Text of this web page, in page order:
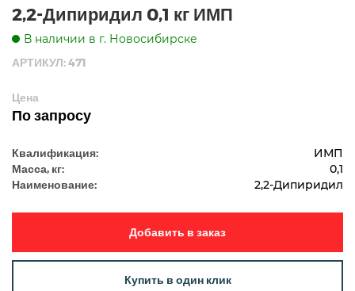
2,2-Дипиридил 0,1 кг ИМП
В наличии в г. Новосибирске
АРТИКУЛ: 471
Цена
По запросу
Квалификация: ИМП
Масса, кг: 0,1
Наименование: 2,2-Дипиридил
Добавить в заказ
Купить в один клик